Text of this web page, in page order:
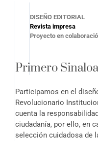
DISEÑO EDITORIAL
Revista impresa
Proyecto en
Primero Sinaloa
Participamos en el
Revolucionario
cuenta la
ciudadanía, por ello, en
selección cuidadosa de